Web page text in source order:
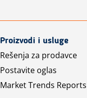
Proizvodi i usluge
Rešenja za prodavce
Postavite oglas
Market Trends Reports